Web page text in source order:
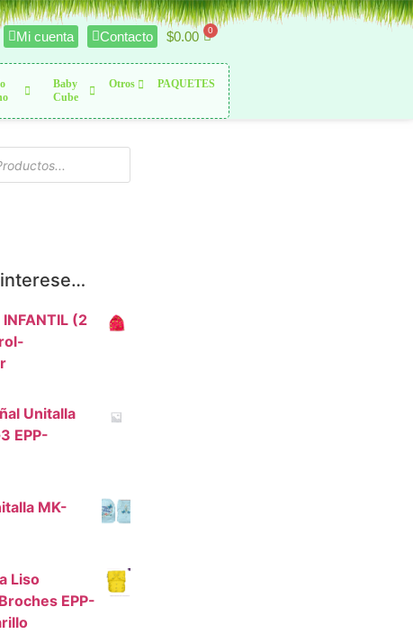
Mi cuenta Contacto $0.00
Baby
Cube
Otros PAQUETES
(2
Unitalla
EPP-
MK-
Liso
EPP-